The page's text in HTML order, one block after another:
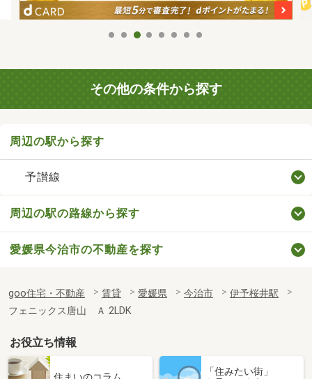
その他の条件から探す
周辺の駅から探す
予讃線
周辺の駅の路線から探す
愛媛県今治市の不動産を探す
goo住宅・不動産 賃貸 愛媛県 今治市
伊予桜井駅
フェニックス唐山 Ａ 2LDK
お役立ち情報
「住みたい街」